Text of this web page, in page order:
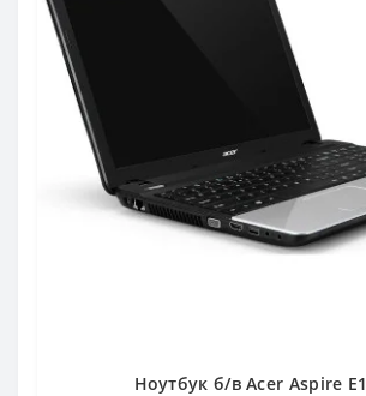
Ноутбук б/в Acer Aspire